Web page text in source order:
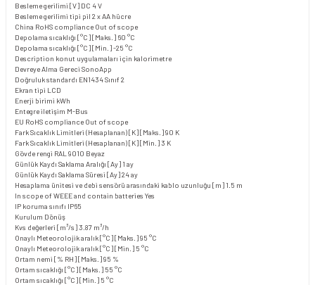
Besleme gerilimi [V] DC 4 V
Besleme gerilimi tipi pil 2 x AA hücre
China RoHS compliance Out of scope
Depolama sıcaklığı [°C] [Maks.] 60 °C
Depolama sıcaklığı [°C] [Min.]-25 °C
Description konut uygulamaları için kalorimetre
Devreye Alma Gereci SonoApp
Doğruluk standardı EN1434 Sınıf 2
Ekran tipi LCD
Enerji birimi kWh
Entegre iletişim M-Bus
EU RoHS compliance Out of scope
Fark Sıcaklık Limitleri (Hesaplanan) [K] [Maks.]90 K
Fark Sıcaklık Limitleri (Hesaplanan) [K] [Min.] 3 K
Gövde rengi RAL 9010 Beyaz
Günlük Kaydı Saklama Aralığı [Ay] 1 ay
Günlük Kaydı Saklama Süresi [Ay]24 ay
Hesaplama ünitesi ve debi sensörü arasındaki kablo uzunluğu [m] 1.5 m
In scope of WEEE and contain batteries Yes
IP koruma sınıfı IP65
Kurulum Dönüş
Kvs değerleri [m³/s] 3.87 m³/h
Onaylı Meteorolojik aralık [°C] [Maks.]95 °C
Onaylı Meteorolojik aralık [°C] [Min.] 5 °C
Ortam nemi [% RH] [Maks.]95 %
Ortam sıcaklığı [°C] [Maks.] 55 °C
Ortam sıcaklığı [°C] [Min.] 5 °C